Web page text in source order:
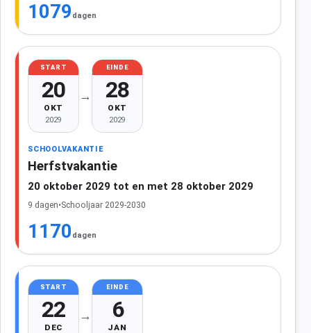
1079 dagen
START
20
OKT
2029
→
EINDE
28
OKT
2029
SCHOOLVAKANTIE
Herfstvakantie
20 oktober 2029 tot en met 28 oktober 2029
9 dagen•Schooljaar 2029-2030
1170 dagen
START
22
DEC
→
EINDE
6
JAN